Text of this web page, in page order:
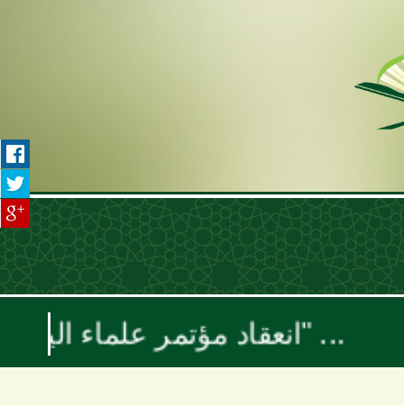
انعقاد مؤتمر علماء اليمن السنوي بعنوان "موقف علماء الأمة تجاه حرب الإبادة والتجويع في غزة ومخطط إسرائيل الكبرى"